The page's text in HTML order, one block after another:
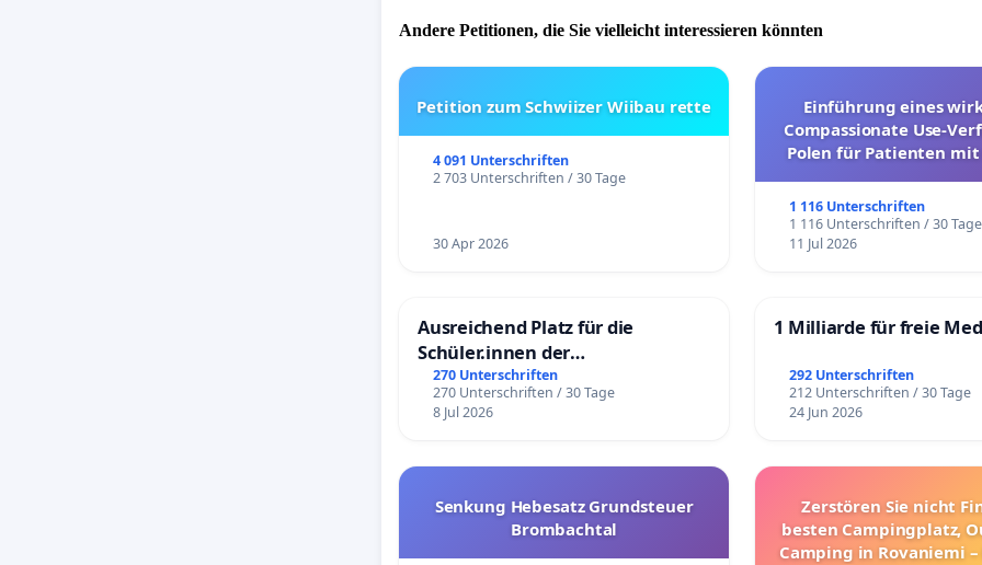
Andere Petitionen, die Sie vielleicht interessieren könnten
Petition zum Schwiizer Wiibau rette
4 091 Unterschriften
2 703 Unterschriften / 30 Tage
30 Apr 2026
Einführung eines
Compassionate Use-
Polen für Patienten
1 116 Unterschriften
1 116 Unterschriften / 30 Tage
11 Jul 2026
Ausreichend Platz für die
Schüler.innen der
Schönbergschule
270 Unterschriften
270 Unterschriften / 30 Tage
8 Jul 2026
1 Milliarde für freie
292 Unterschriften
212 Unterschriften / 30 Tage
24 Jun 2026
Senkung Hebesatz Grundsteuer
Brombachtal
Zerstören Sie nicht
besten Campingplatz,
Camping in Rovaniemi –